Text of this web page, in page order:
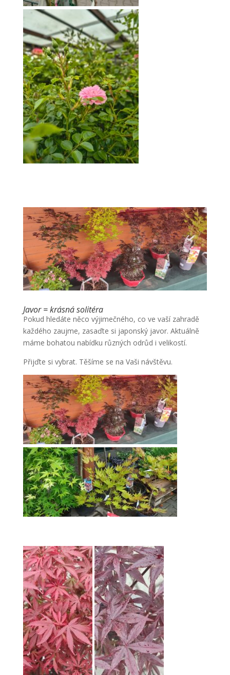
Javor = krásná solitéra
Pokud hledáte něco výjimečného, co ve vaší zahradě
každého zaujme, zasaďte si japonský javor. Aktuálně
máme bohatou nabídku různých odrůd i velikostí.
Přijďte si vybrat. Těšíme se na Vaši návštěvu.